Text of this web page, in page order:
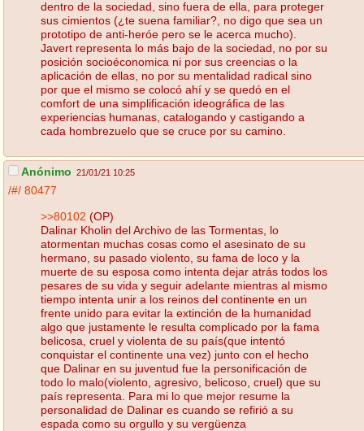
dentro de la sociedad, sino fuera de ella, para proteger
sus cimientos (¿te suena familiar?, no digo que sea un
prototipo de anti-heróe pero se le acerca mucho).
Javert representa lo más bajo de la sociedad, no por su
posición socioéconomica ni por sus creencias o la
aplicación de ellas, no por su mentalidad radical sino
por que el mismo se colocó ahí y se quedó en el
comfort de una simplificación ideográfica de las
experiencias humanas, catalogando y castigando a
cada hombrezuelo que se cruce por su camino.
Anónimo 21/01/21 10:25
/#/ 80477
>>80102 (OP)
Dalinar Kholin del Archivo de las Tormentas, lo
atormentan muchas cosas como el asesinato de su
hermano, su pasado violento, su fama de loco y la
muerte de su esposa como intenta dejar atrás todos los
pesares de su vida y seguir adelante mientras al mismo
tiempo intenta unir a los reinos del continente en un
frente unido para evitar la extinción de la humanidad
algo que justamente le resulta complicado por la fama
belicosa, cruel y violenta de su país(que intentó
conquistar el continente una vez) junto con el hecho
que Dalinar en su juventud fue la personificación de
todo lo malo(violento, agresivo, belicoso, cruel) que su
país representa. Para mi lo que mejor resume la
personalidad de Dalinar es cuando se refirió a su
espada como su orgullo y su vergüenza